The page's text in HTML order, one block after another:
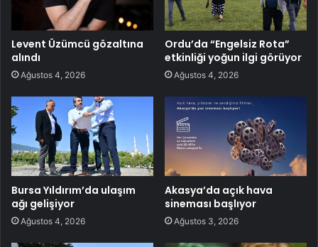
Levent Üzümcü gözaltına
alındı
Ağustos 4, 2026
Ordu’da “Engelsiz Rota”
etkinliği yoğun ilgi görüyor
Ağustos 4, 2026
Bursa Yıldırım’da ulaşım
ağı gelişiyor
Ağustos 4, 2026
Akasya’da açık hava
sineması başlıyor
Ağustos 3, 2026